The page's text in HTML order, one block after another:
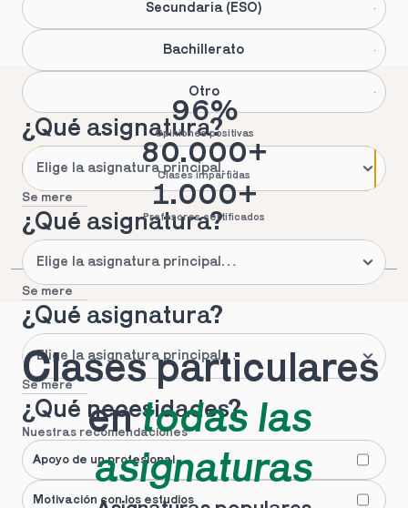
Secundaria (ESO)
Bachillerato
Otro
¿Qué asignatura?
Se mere
¿Qué asignatura?
Se mere
¿Qué asignatura?
Se mere
¿Qué necesidades?
Nuestras recomendaciones
Apoyo de un profesional
Motivación con los estudios
96%
Opiniones positivas
80.000+
Clases impartidas
1.000+
Profesores certificados
Clases particulares
en todas las
asignaturas